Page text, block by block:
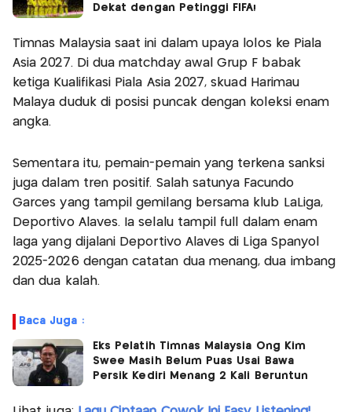
Dekat dengan Petinggi FIFA!
Timnas Malaysia saat ini dalam upaya lolos ke Piala
Asia 2027. Di dua matchday awal Grup F babak
ketiga Kualifikasi Piala Asia 2027, skuad Harimau
Malaya duduk di posisi puncak dengan koleksi enam
angka.
Sementara itu, pemain-pemain yang terkena sanksi
juga dalam tren positif. Salah satunya Facundo
Garces yang tampil gemilang bersama klub LaLiga,
Deportivo Alaves. Ia selalu tampil full dalam enam
laga yang dijalani Deportivo Alaves di Liga Spanyol
2025-2026 dengan catatan dua menang, dua imbang
dan dua kalah.
Baca Juga :
Eks Pelatih Timnas Malaysia Ong Kim
Swee Masih Belum Puas Usai Bawa
Persik Kediri Menang 2 Kali Beruntun